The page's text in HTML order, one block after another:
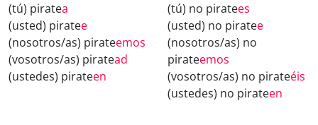
(tú) piratea
(usted) piratee
(nosotros/as) pirateemos
(vosotros/as) piratead
(ustedes) pirateen
(tú) no piratees
(usted) no piratee
(nosotros/as) no
pirateemos
(vosotros/as) no pirateéis
(ustedes) no pirateen